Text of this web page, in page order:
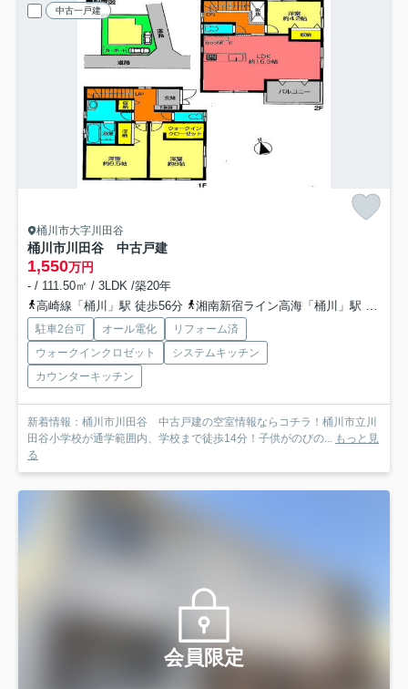
中古一戸建
桶川市大字川田谷
桶川市川田谷 中古戸建
1,550万円
- / 111.50㎡ / 3LDK /築20年
高崎線「桶川」駅 徒歩56分
湘南新宿ライン高海「桶川」駅 徒歩56分
駐車2台可 オール電化
リフォーム済
ウォークインクロゼット
システムキッチン
カウンターキッチン
新着情報：桶川市川田谷 中古戸建の空室情報ならコチラ！桶川市立川
田谷小学校が通学範囲内、学校まで徒歩14分！子供がのびの... もっと見
る
会員限定